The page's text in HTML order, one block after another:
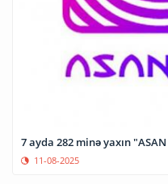
7 ayda 282 minə yaxın
11-08-2025